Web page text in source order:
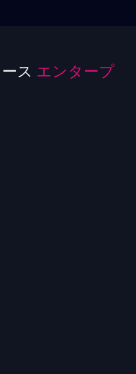
ス エンタープ